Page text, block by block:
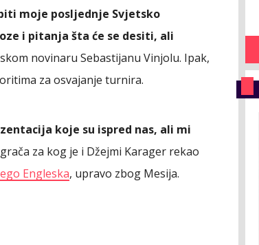
moje posljednje Svjetsko
i pitanja šta će se desiti, ali
novinaru Sebastijanu Vinjolu. Ipak,
za osvajanje turnira.
koje su ispred nas, ali mi
za kog je i Džejmi Karager rekao
Engleska, upravo zbog Mesija.